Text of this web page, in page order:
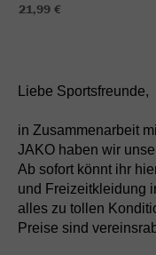
21,99 €
Liebe Sportsfreunde,
in Zusammenarbeit
JAKO haben wir
Ab sofort könnt ihr
und Freizeitkleidung
alles zu tollen
Preise sind